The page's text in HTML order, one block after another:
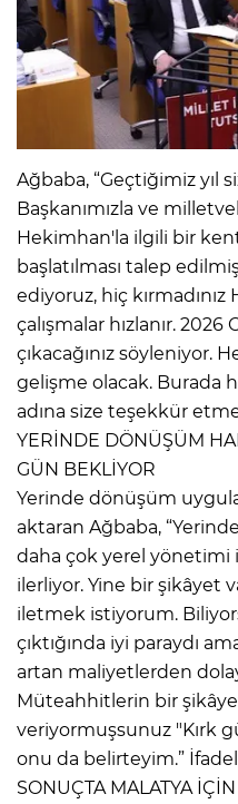
Ağbaba, “Geçtiğimiz yıl
Başkanımızla ve
Hekimhan'la ilgili bir
başlatılması talep
ediyoruz, hiç kırmadınız
çalışmalar hızlanır. 2026
çıkacağınız söyleniyor.
gelişme olacak. Burada
adına size teşekkür
YERİNDE DÖNÜŞÜM
GÜN BEKLİYOR
Yerinde dönüşüm
aktaran Ağbaba,
daha çok yerel yönetimi
ilerliyor. Yine bir şikâyet
iletmek istiyorum.
çıktığında iyi paraydı
artan maliyetlerden
Müteahhitlerin bir
veriyormuşsunuz "Kırk
onu da belirteyim.”
SONUÇTA MALATYA